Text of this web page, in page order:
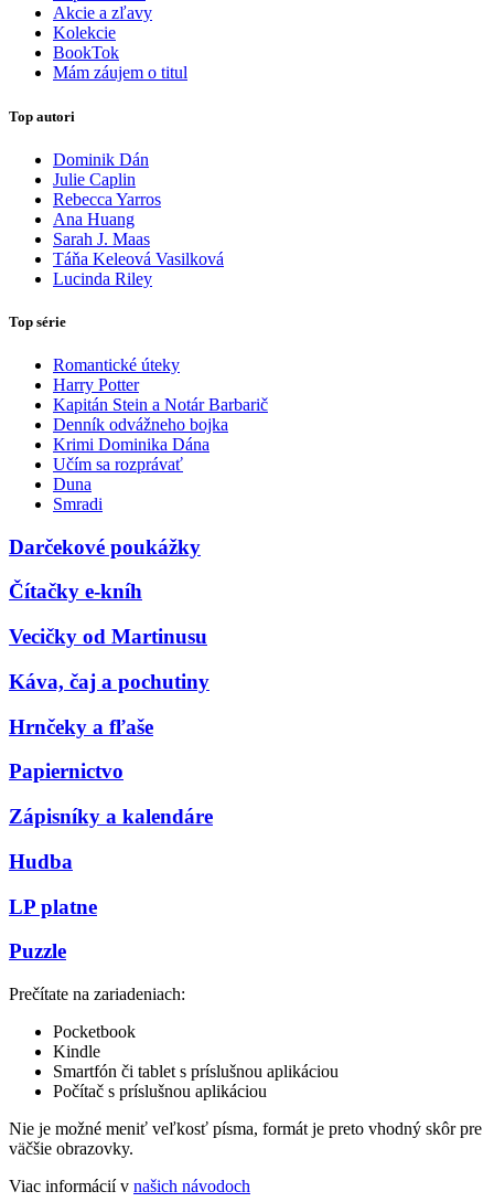
Akcie a zľavy
Kolekcie
BookTok
Mám záujem o titul
Top autori
Dominik Dán
Julie Caplin
Rebecca Yarros
Ana Huang
Sarah J. Maas
Táňa Keleová Vasilková
Lucinda Riley
Top série
Romantické úteky
Harry Potter
Kapitán Stein a Notár Barbarič
Denník odvážneho bojka
Krimi Dominika Dána
Učím sa rozprávať
Duna
Smradi
Darčekové poukážky
Čítačky e-kníh
Vecičky od Martinusu
Káva, čaj a pochutiny
Hrnčeky a fľaše
Papiernictvo
Zápisníky a kalendáre
Hudba
LP platne
Puzzle
Prečítate na zariadeniach:
Pocketbook
Kindle
Smartfón či tablet s príslušnou aplikáciou
Počítač s príslušnou aplikáciou
Nie je možné meniť veľkosť písma, formát je preto vhodný skôr pre
väčšie obrazovky.
Viac informácií v našich návodoch